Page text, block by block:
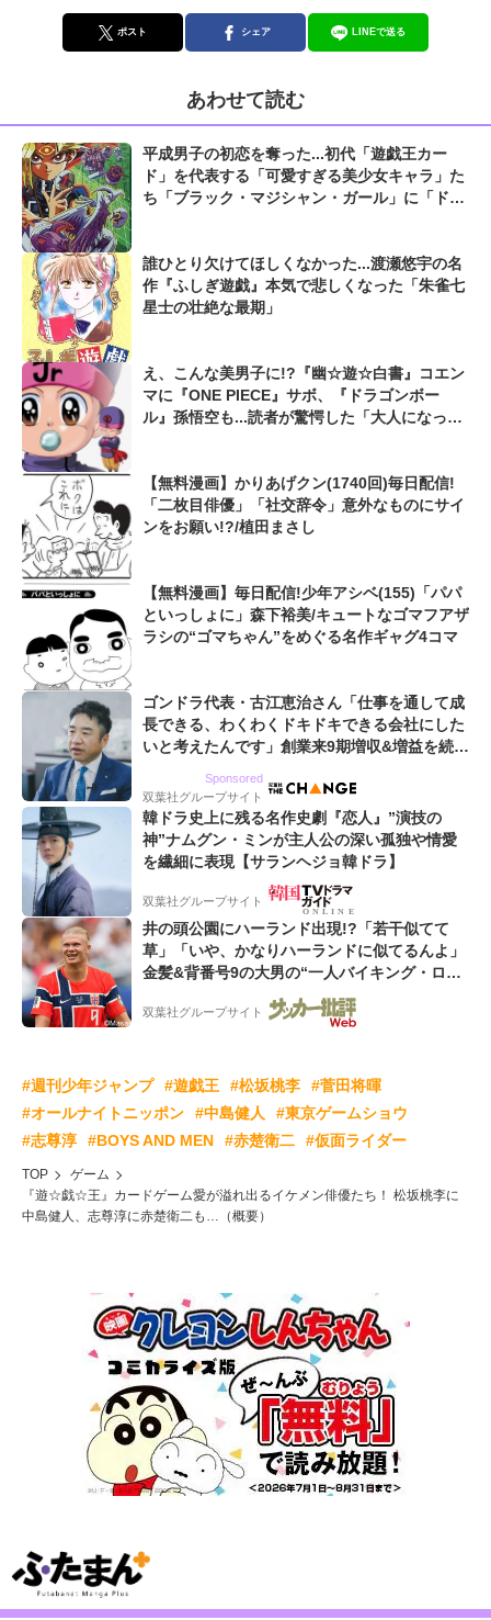
ポスト シェア LINEで送る
あわせて読む
平成男子の初恋を奪った...初代「遊戯王カー
ド」を代表する「可愛すぎる美少女キャラ」た
ち「ブラック・マジシャン・ガール」に「ドリ
誰ひとり欠けてほしくなかった...渡瀬悠宇の名
作『ふしぎ遊戯』本気で悲しくなった「朱雀七
星士の壮絶な最期」
え、こんな美男子に!?『幽☆遊☆白書』コエン
マに『ONE PIECE』サボ、『ドラゴンボー
ル』孫悟空も...読者が驚愕した「大人になって
【無料漫画】かりあげクン(1740回)毎日配信!
「二枚目俳優」「社交辞令」意外なものにサイ
ンをお願い!?/植田まさし
【無料漫画】毎日配信!少年アシベ(155)「パパ
といっしょに」森下裕美/キュートなゴマフアザ
ラシの“ゴマちゃん”をめぐる名作ギャグ4コマ
ゴンドラ代表・古江恵治さん「仕事を通して成
長できる、わくわくドキドキできる会社にした
いと考えたんです」創業来9期増収&増益を続け
Sponsored
双葉社グループサイト
韓ドラ史上に残る名作史劇『恋人』”演技の
神”ナムグン・ミンが主人公の深い孤独や情愛
を繊細に表現【サランヘジョ韓ドラ】
双葉社グループサイト
井の頭公園にハーランド出現!?「若干似てて
草」「いや、かなりハーランドに似てるんよ」
金髪&背番号9の大男の“一人バイキング・ロ
ー”映像が話題!「元気をもらった」
双葉社グループサイト
#週刊少年ジャンプ #遊戯王 #松坂桃李
#菅田将暉
#オールナイトニッポン
#中島健人
#東京ゲームショウ
#志尊淳
#BOYS AND MEN #赤楚衛二 #仮面ライダー
TOP
ゲーム
『遊☆戯☆王』カードゲーム愛が溢れ出るイケメン俳優たち！ 松坂桃李に
中島健人、志尊淳に赤楚衛二も…（概要）